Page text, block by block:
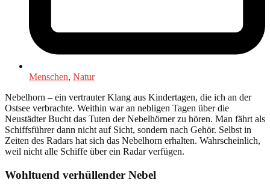
Menschen, Natur
Nebelhorn – ein vertrauter Klang aus Kindertagen, die ich an der
Ostsee verbrachte. Weithin war an nebligen Tagen über die
Neustädter Bucht das Tuten der Nebelhörner zu hören. Man fährt als
Schiffsführer dann nicht auf Sicht, sondern nach Gehör. Selbst in
Zeiten des Radars hat sich das Nebelhorn erhalten. Wahrscheinlich,
weil nicht alle Schiffe über ein Radar verfügen.
Wohltuend verhüllender Nebel